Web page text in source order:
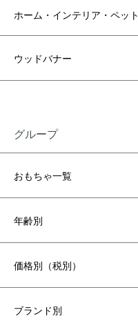
ホーム・インテリア・ペット
ウッドバナー
グループ
おもちゃ一覧
年齢別
価格別（税別）
ブランド別